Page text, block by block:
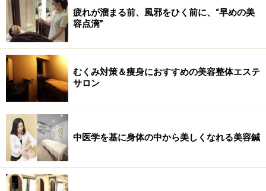
疲れが溜まる前、風邪をひく前に、“早めの美
容点滴”
むくみ対策＆痩身におすすめの美容整体エステ
サロン
中医学を基に身体の中から美しくなれる美容鍼